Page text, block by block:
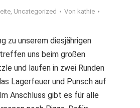
, Uncategorized Von kathie
zu unserem diesjährigen
uns beim großen
und laufen in zwei Runden
Lagerfeuer und Punsch auf
Anschluss gibt es für alle